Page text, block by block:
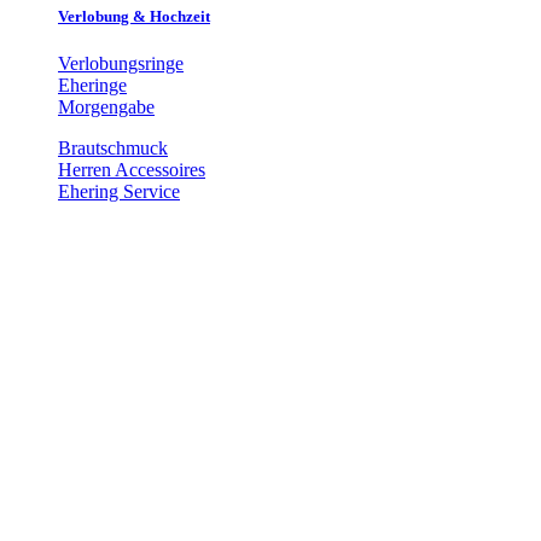
Verlobung & Hochzeit
Verlobungsringe
Eheringe
Morgengabe
Brautschmuck
Herren Accessoires
Ehering Service